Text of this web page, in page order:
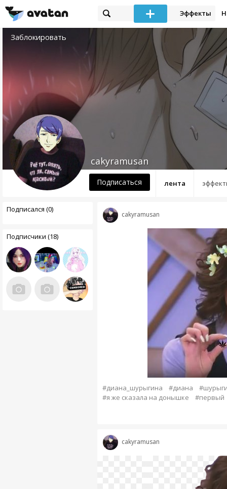
Эффекты
Заблокировать
лента
cakyramusan
Подписаться
Подписался (0)
Подписчики (18)
cakyramusan
#диана_шурыгина #диана
#я же сказала на донышке
#первый
cakyramusan